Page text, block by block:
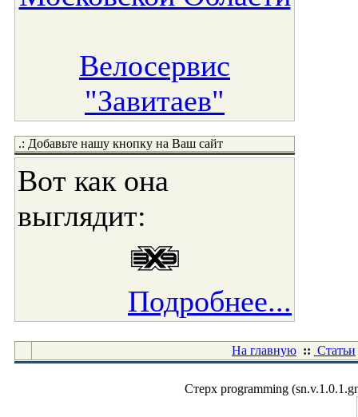
Велосервис
"Завитаев"
.: Добавьте нашу кнопку на Ваш сайт
Вот как она
выглядит:
Подробнее...
На главную :: Статьи
Стерх programming